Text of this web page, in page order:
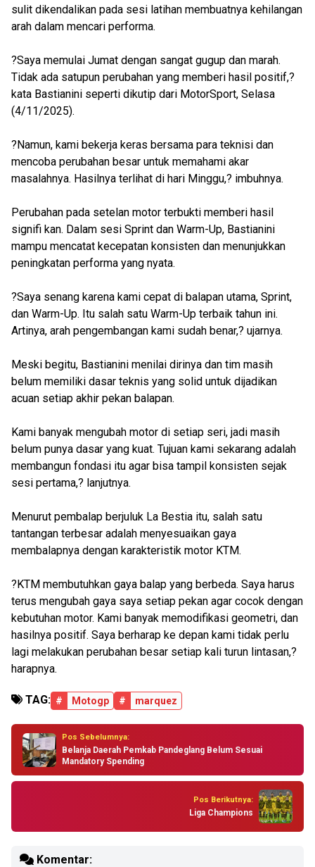
sulit dikendalikan pada sesi latihan membuatnya kehilangan
arah dalam mencari performa.
?Saya memulai Jumat dengan sangat gugup dan marah.
Tidak ada satupun perubahan yang memberi hasil positif,?
kata Bastianini seperti dikutip dari MotorSport, Selasa
(4/11/2025).
?Namun, kami bekerja keras bersama para teknisi dan
mencoba perubahan besar untuk memahami akar
masalahnya. Hasilnya terlihat di hari Minggu,? imbuhnya.
Perubahan pada setelan motor terbukti memberi hasil
signifi kan. Dalam sesi Sprint dan Warm-Up, Bastianini
mampu mencatat kecepatan konsisten dan menunjukkan
peningkatan performa yang nyata.
?Saya senang karena kami cepat di balapan utama, Sprint,
dan Warm-Up. Itu salah satu Warm-Up terbaik tahun ini.
Artinya, arah pengembangan kami sudah benar,? ujarnya.
Meski begitu, Bastianini menilai dirinya dan tim masih
belum memiliki dasar teknis yang solid untuk dijadikan
acuan setiap akhir pekan balapan.
Kami banyak mengubah motor di setiap seri, jadi masih
belum punya dasar yang kuat. Tujuan kami sekarang adalah
membangun fondasi itu agar bisa tampil konsisten sejak
sesi pertama,? lanjutnya.
Menurut pembalap berjuluk La Bestia itu, salah satu
tantangan terbesar adalah menyesuaikan gaya
membalapnya dengan karakteristik motor KTM.
?KTM membutuhkan gaya balap yang berbeda. Saya harus
terus mengubah gaya saya setiap pekan agar cocok dengan
kebutuhan motor. Kami banyak memodifikasi geometri, dan
hasilnya positif. Saya berharap ke depan kami tidak perlu
lagi melakukan perubahan besar setiap kali turun lintasan,?
harapnya.
TAG: # Motogp # marquez
Pos Sebelumnya:
Belanja Daerah Pemkab Pandeglang Belum Sesuai
Mandatory Spending
Pos Berikutnya:
Liga Champions
Komentar: